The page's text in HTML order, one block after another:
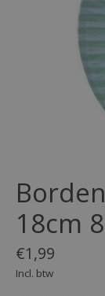
18cm
€1,99
Incl. btw